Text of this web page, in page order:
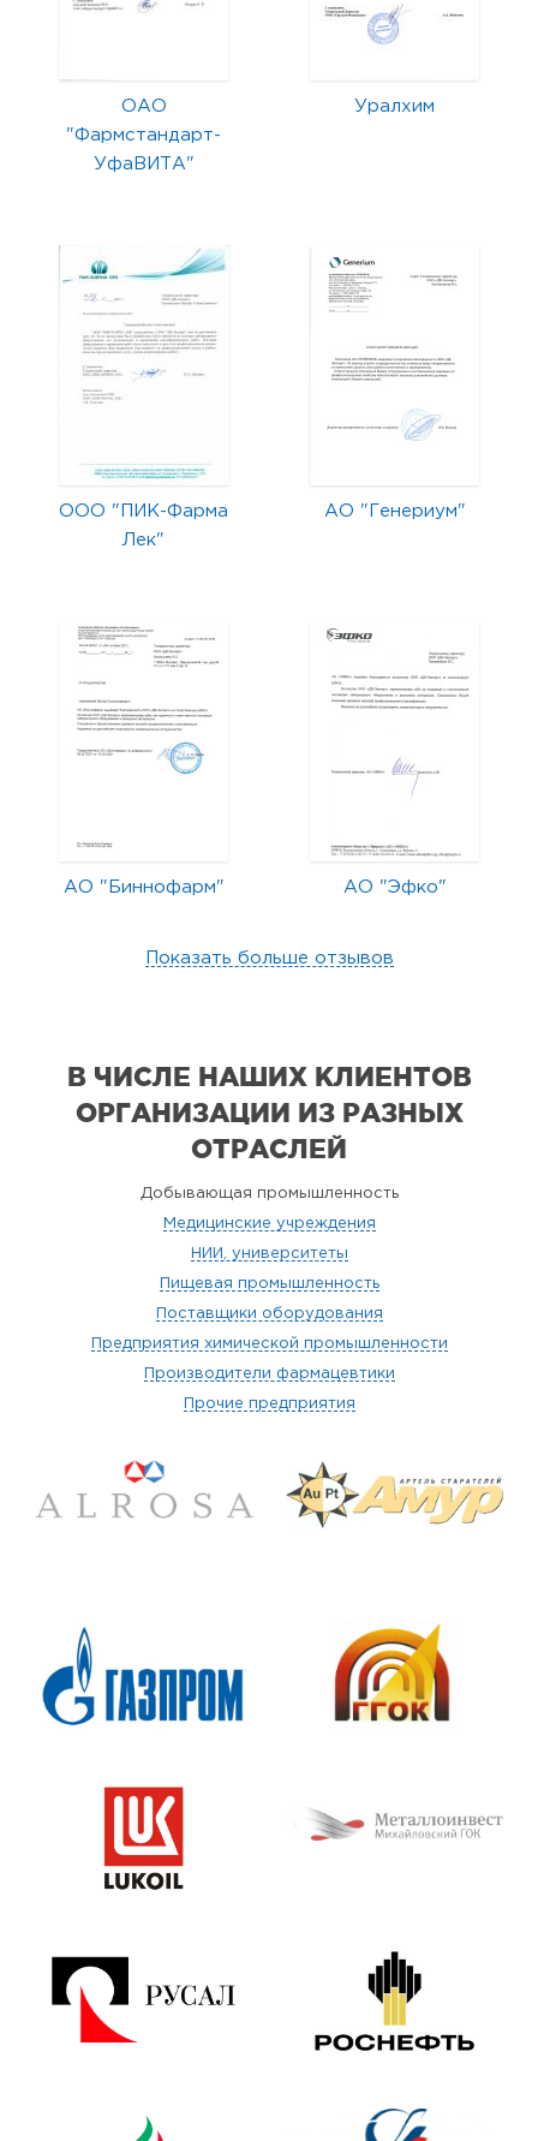
ОАО
"Фармстандарт-
УфаВИТА"
Уралхим
ООО "ПИК-Фарма
Лек"
АО "Генериум"
АО "Биннофарм" АО "Эфко"
Показать больше отзывов
В ЧИСЛЕ НАШИХ КЛИЕНТОВ
ОРГАНИЗАЦИИ ИЗ РАЗНЫХ
ОТРАСЛЕЙ
Добывающая промышленность
Медицинские учреждения
НИИ, университеты
Пищевая промышленность
Поставщики оборудования
Предприятия химической промышленности
Производители фармацевтики
Прочие предприятия